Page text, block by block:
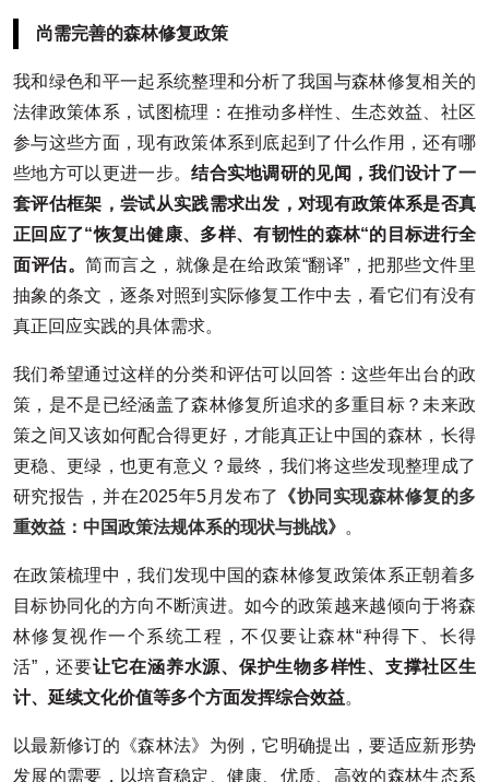
尚需完善的森林修复政策
我和绿色和平一起系统整理和分析了我国与森林修复相关的
法律政策体系，试图梳理：在推动多样性、生态效益、社区
参与这些方面，现有政策体系到底起到了什么作用，还有哪
些地方可以更进一步。结合实地调研的见闻，我们设计了一
套评估框架，尝试从实践需求出发，对现有政策体系是否真
正回应了“恢复出健康、多样、有韧性的森林“的目标进行全
面评估。简而言之，就像是在给政策“翻译”，把那些文件里
抽象的条文，逐条对照到实际修复工作中去，看它们有没有
真正回应实践的具体需求。
我们希望通过这样的分类和评估可以回答：这些年出台的政
策，是不是已经涵盖了森林修复所追求的多重目标？未来政
策之间又该如何配合得更好，才能真正让中国的森林，长得
更稳、更绿，也更有意义？最终，我们将这些发现整理成了
研究报告，并在2025年5月发布了
《协同实现森林修复的多
重效益：中国政策法规体系的现状与挑战》 。
在政策梳理中，我们发现中国的森林修复政策体系正朝着多
目标协同化的方向不断演进。如今的政策越来越倾向于将森
林修复视作一个系统工程，不仅要让森林“种得下、长得
活”，还要让它在涵养水源、保护生物多样性、支撑社区生
计、延续文化价值等多个方面发挥综合效益。
以最新修订的《森林法》为例，它明确提出，要适应新形势
发展的需要，以培育稳定、健康、优质、高效的森林生态系